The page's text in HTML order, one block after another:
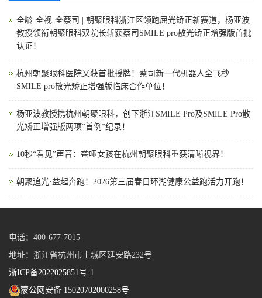
全龄·全视·全蔡司 | 朝聚眼科浙江区领跑屈光矫正新赛道，杨亚波
教授领衔朝聚眼科双院长斩获蔡司SMILE pro散光矫正增强版首批
认证！
杭州朝聚眼科医院又获首批授牌！蔡司新一代机器人全飞秒
SMILE pro散光矫正增强版临床合作单位！
杨亚波教授携杭州朝聚眼科，创下浙江SMILE Pro及SMILE Pro散
光矫正增强版两项“首例”纪录！
10秒“看见”声音：聋哑女孩在杭州朝聚眼科重获清晰视界！
朝聚追光·益起奔跑！2026第三届春日环湖健康公益跑活力开跑！
电话：400-677-7015
地址：浙江省杭州市上城区延安路232号
浙ICP备2022025851号-1
蒙公网安备 15020702000258号